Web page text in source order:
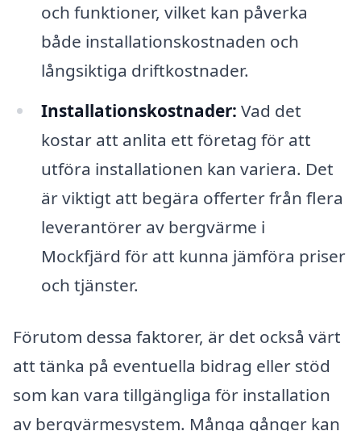
och funktioner, vilket kan påverka
både installationskostnaden och
långsiktiga driftkostnader.
Installationskostnader: Vad det
kostar att anlita ett företag för att
utföra installationen kan variera. Det
är viktigt att begära offerter från flera
leverantörer av bergvärme i
Mockfjärd för att kunna jämföra priser
och tjänster.
Förutom dessa faktorer, är det också värt
att tänka på eventuella bidrag eller stöd
som kan vara tillgängliga för installation
av bergvärmesystem. Många gånger kan